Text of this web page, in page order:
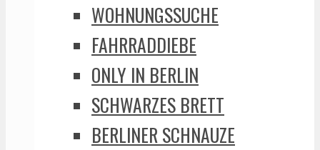
WOHNUNGSSUCHE
FAHRRADDIEBE
ONLY IN BERLIN
SCHWARZES BRETT
BERLINER SCHNAUZE